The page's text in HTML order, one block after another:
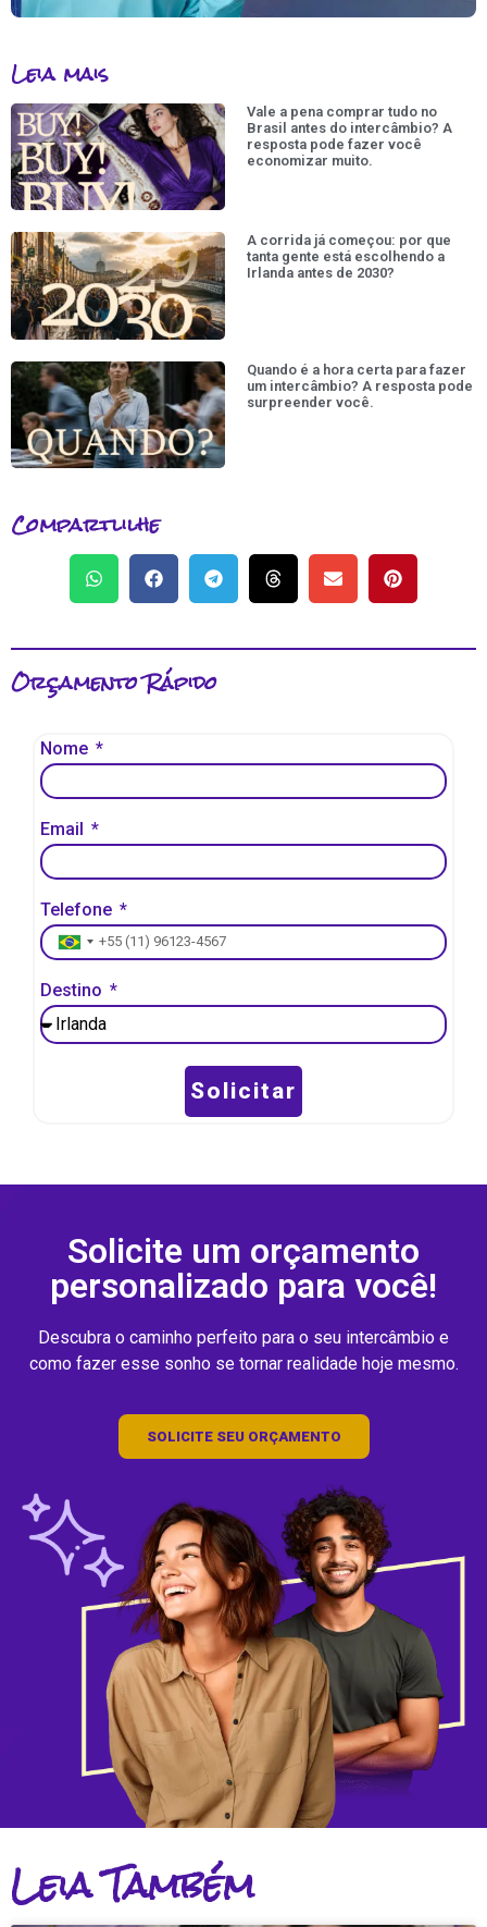
Leia mais
Vale a pena comprar tudo no
Brasil antes do intercâmbio? A
resposta pode fazer você
economizar muito.
A corrida já começou: por que
tanta gente está escolhendo a
Irlanda antes de 2030?
Quando é a hora certa para fazer
um intercâmbio? A resposta pode
surpreender você.
Compartlilhe
Orçamento Rápido
Nome
Email
Telefone
Brazil +55
Destino
Solicitar
Solicite um orçamento
personalizado para você!
Descubra o caminho perfeito para o seu intercâmbio e
como fazer esse sonho se tornar realidade hoje mesmo.
SOLICITE SEU ORÇAMENTO
Leia Também